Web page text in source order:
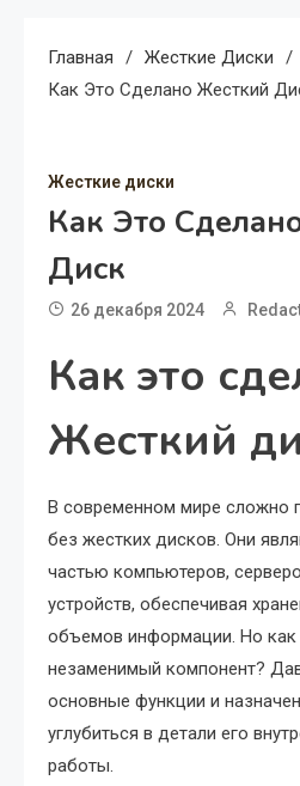
Главная
Жесткие Диски
Как Это Сделано Жесткий
Жесткие диски
Как Это
Диск
26 декабря 2024
Как это
Жесткий
В современном мире сложно
без жестких дисков. Они
частью компьютеров,
устройств, обеспечивая
объемов информации. Но как
незаменимый компонент?
основные функции и
углубиться в детали его
работы.